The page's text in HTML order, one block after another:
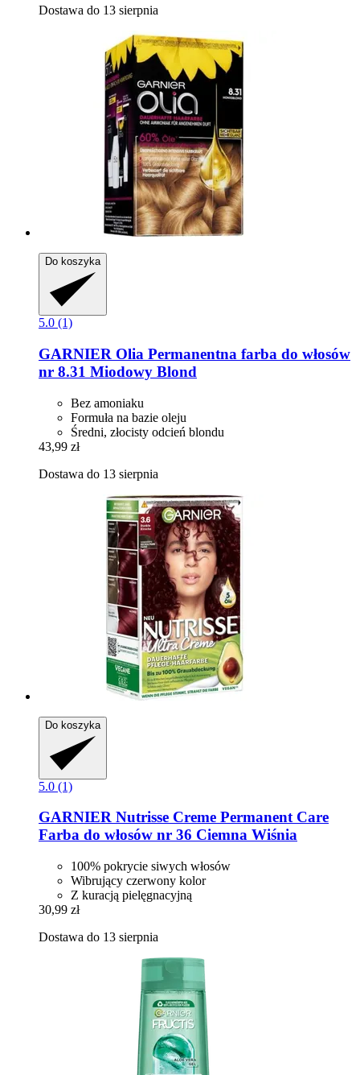
Dostawa do 13 sierpnia
Do koszyka
5.0 (1)
GARNIER Olia Permanentna farba do włosów
nr 8.31 Miodowy Blond
Bez amoniaku
Formuła na bazie oleju
Średni, złocisty odcień blondu
43,99 zł
Dostawa do 13 sierpnia
Do koszyka
5.0 (1)
GARNIER Nutrisse Creme Permanent Care
Farba do włosów nr 36 Ciemna Wiśnia
100% pokrycie siwych włosów
Wibrujący czerwony kolor
Z kuracją pielęgnacyjną
30,99 zł
Dostawa do 13 sierpnia